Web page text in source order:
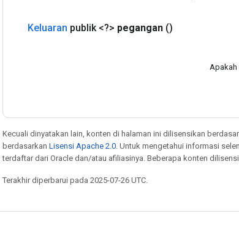
Keluaran publik <?> pegangan ()
Kecuali dinyatakan lain, konten di halaman ini dilisensikan
berdasarkan Lisensi Apache 2.0 . Untuk mengetahui informasi
terdaftar dari Oracle dan/atau afiliasinya. Beberapa konten
Terakhir diperbarui pada 2025-07-26 UTC.